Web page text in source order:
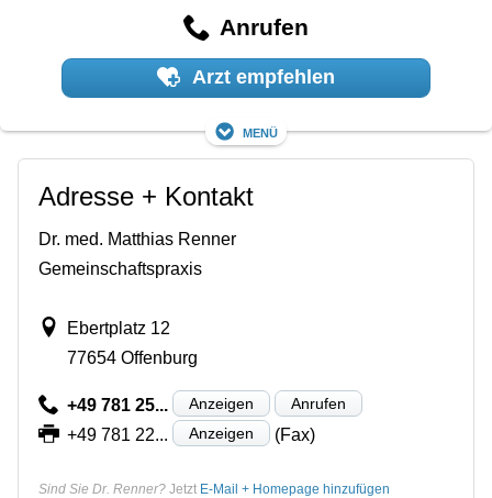
Anrufen
Arzt empfehlen
Menü
Adresse + Kontakt
Dr. med. Matthias Renner
Gemeinschaftspraxis
Ebertplatz 12
77654 Offenburg
+49 781 25... Anzeigen Anrufen
+49 781 22... Anzeigen (Fax)
Sind Sie Dr. Renner? Jetzt E-Mail + Homepage hinzufügen